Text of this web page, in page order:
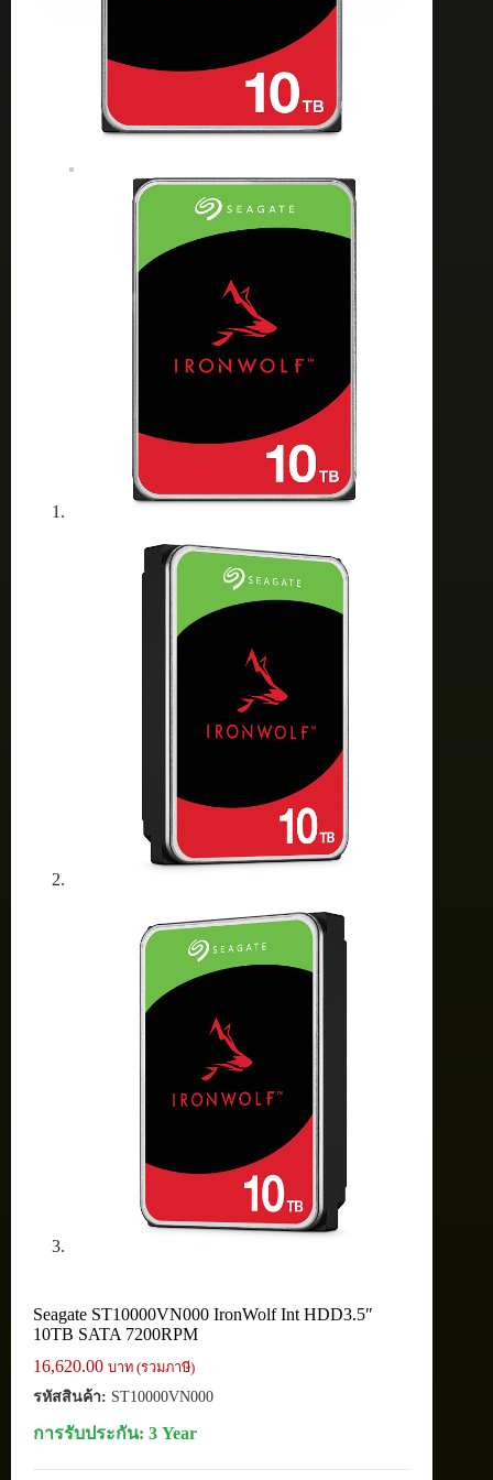
Seagate ST10000VN000 IronWolf Int HDD3.5″
10TB SATA 7200RPM
16,620.00 บาท (รวมภาษี)
รหัสสินค้า: ST10000VN000
การรับประกัน: 3 Year